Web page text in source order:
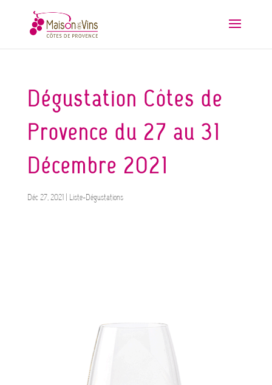
Dégustation Côtes de
Provence du 27 au 31
Décembre 2021
Déc 27, 2021| Liste-Dégustations